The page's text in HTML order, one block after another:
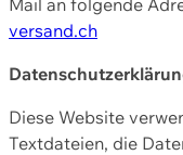
versand.ch
Diese Website
Textdateien, die